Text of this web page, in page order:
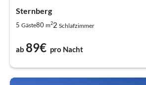
Sternberg
5 Gäste80 m22 Schlafzimmer
ab 89€ pro Nacht